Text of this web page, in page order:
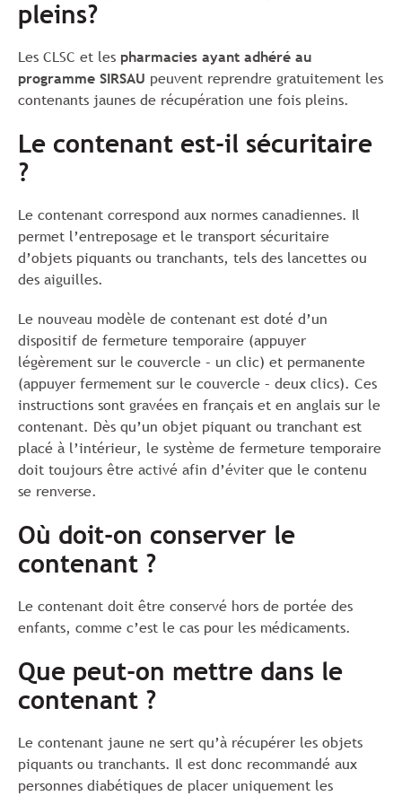
pleins?
Les CLSC et les pharmacies ayant adhéré au
programme SIRSAU peuvent reprendre gratuitement les
contenants jaunes de récupération une fois pleins.
Le contenant est-il sécuritaire
?
Le contenant correspond aux normes canadiennes. Il
permet l’entreposage et le transport sécuritaire
d’objets piquants ou tranchants, tels des lancettes ou
des aiguilles.
Le nouveau modèle de contenant est doté d’un
dispositif de fermeture temporaire (appuyer
légèrement sur le couvercle – un clic) et permanente
(appuyer fermement sur le couvercle – deux clics). Ces
instructions sont gravées en français et en anglais sur le
contenant. Dès qu’un objet piquant ou tranchant est
placé à l’intérieur, le système de fermeture temporaire
doit toujours être activé afin d’éviter que le contenu
se renverse.
Où doit-on conserver le
contenant ?
Le contenant doit être conservé hors de portée des
enfants, comme c’est le cas pour les médicaments.
Que peut-on mettre dans le
contenant ?
Le contenant jaune ne sert qu’à récupérer les objets
piquants ou tranchants. Il est donc recommandé aux
personnes diabétiques de placer uniquement les